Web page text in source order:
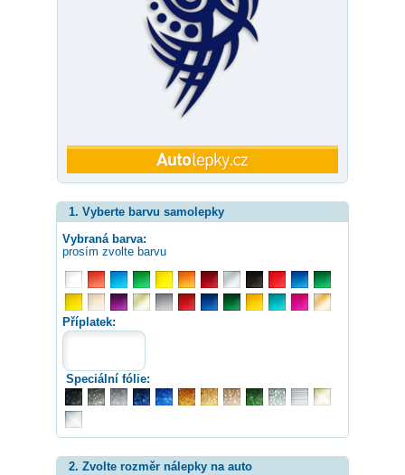
1. Vyberte barvu samolepky
Vybraná barva:
prosím zvolte barvu
Příplatek:
Speciální fólie:
2. Zvolte rozměr nálepky na auto